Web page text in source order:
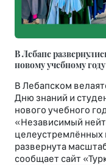
В Лебапе
новому учебному году
В Лебапском
Дню знаний и
нового учебного
«Независимый
целеустремлённых
развернута
сообщает сайт